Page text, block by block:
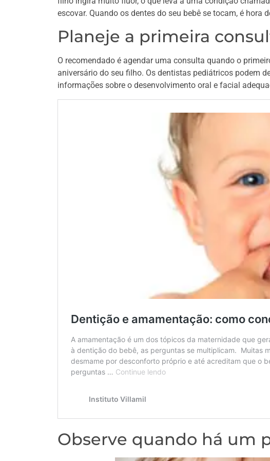
escovar. Quando os dentes do seu bebê se tocam, é hora
Planeje a primeira
O recomendado é agendar uma consulta quando o
aniversário do seu filho. Os dentistas pediátricos podem
informações sobre o desenvolvimento oral e facial
Observe quando há um